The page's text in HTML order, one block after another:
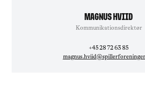
Magnus Hviid
Kommunikationsdirektør
+45 28 72 63 85